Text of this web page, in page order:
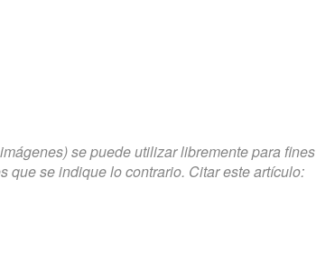
se puede utilizar libremente para fines
que se indique lo contrario. Citar este artículo: